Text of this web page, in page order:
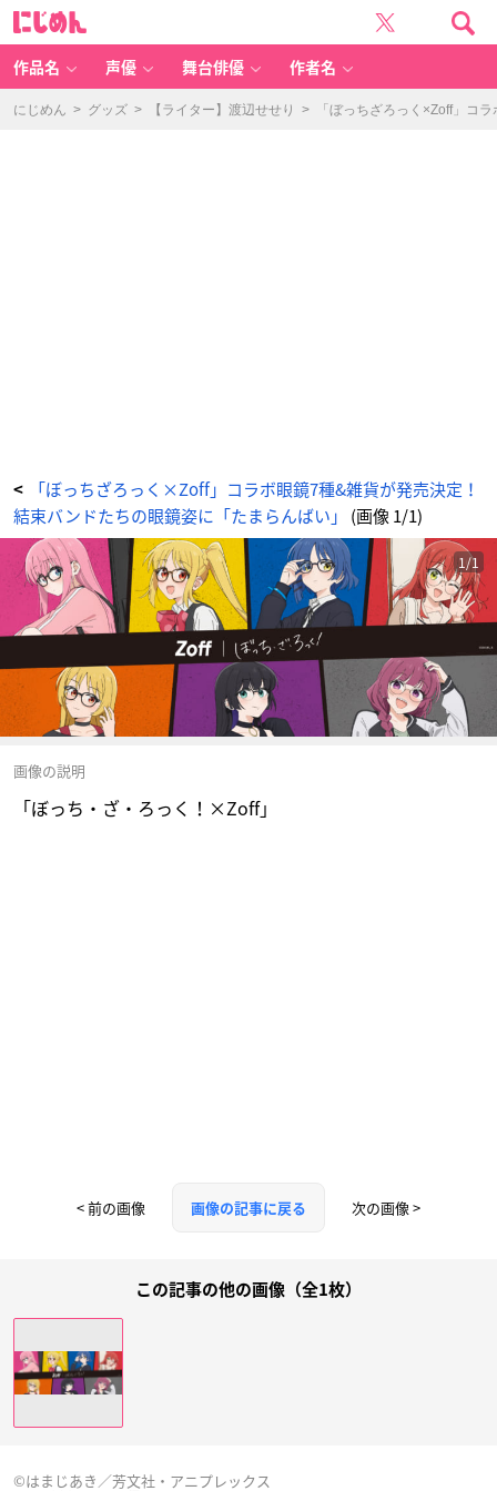
ち・
ざ・
ろ
く！
Z
f」
作品名 声優 舞台俳優 作者名
にじめん > グッズ > 【ライター】渡辺せせり > 「ぼっちざろっく×Zoff」コ
<
「ぼっちざろっく×Zoff」コラボ眼鏡7種&雑貨が発売決定！
結束バンドたちの眼鏡姿に「たまらんばい」 (画像 1/1)
1/1
画像の説明
「ぼっち・ざ・ろっく！×Zoff」
< 前の画像 画像の記事に戻る 次の画像 >
この記事の他の画像（全1枚）
©はまじあき／芳文社・アニプレックス